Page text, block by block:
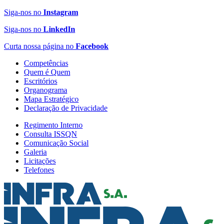
Siga-nos no Instagram
Siga-nos no LinkedIn
Curta nossa página no Facebook
Competências
Quem é Quem
Escritórios
Organograma
Mapa Estratégico
Declaração de Privacidade
Regimento Interno
Consulta ISSQN
Comunicação Social
Galeria
Licitações
Telefones